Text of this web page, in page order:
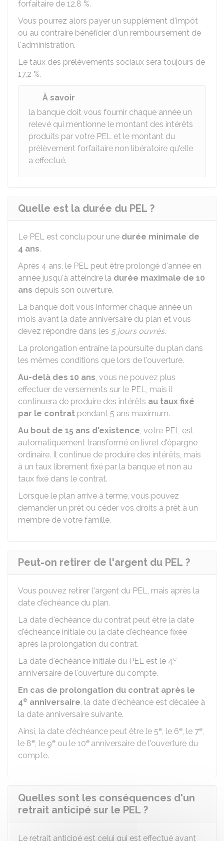
forfaitaire de 12,8 %.
Vous pourrez alors payer un supplément d'impôt
ou au contraire bénéficier d'un remboursement de
l'administration.
Le taux des prélèvements sociaux sera toujours de
17,2 %.
À savoir
la banque doit vous fournir chaque année un
relevé qui mentionne le montant des intérêts
produits par votre PEL et le montant du
prélèvement forfaitaire non libératoire qu'elle
a effectué.
Quelle est la durée du PEL ?
Le PEL est conclu pour une durée minimale de
4 ans.
Après 4 ans, le PEL peut être prolongé d'année en
année jusqu'à atteindre la durée maximale de 10
ans depuis son ouverture.
La banque doit vous informer chaque année un
mois avant la date anniversaire du plan et vous
devez répondre dans les 5 jours ouvrés.
La prolongation entraîne la poursuite du plan dans
les mêmes conditions que lors de l'ouverture.
Au-delà des 10 ans, vous ne pouvez plus
effectuer de versements sur le PEL, mais il
continuera de produire des intérêts au taux fixé
par le contrat pendant 5 ans maximum.
Au bout de 15 ans d'existence, votre PEL est
automatiquement transformé en livret d'épargne
ordinaire. Il continue de produire des intérêts, mais
à un taux librement fixé par la banque et non au
taux fixé dans le contrat.
Lorsque le plan arrive à terme, vous pouvez
demander un prêt ou céder vos droits à prêt à un
membre de votre famille.
Peut-on retirer de l'argent du PEL ?
Vous pouvez retirer l'argent du PEL, mais après la
date d'échéance du plan.
La date d'échéance du contrat peut être la date
d'échéance initiale ou la date d'échéance fixée
après la prolongation du contrat.
La date d'échéance initiale du PEL est le 4e
anniversaire de l'ouverture du compte.
En cas de prolongation du contrat après le
4e anniversaire, la date d'échéance est décalée à
la date anniversaire suivante.
Ainsi, la date d'échéance peut être le 5e, le 6e, le 7e,
le 8e, le 9e ou le 10e anniversaire de l'ouverture du
compte.
Quelles sont les conséquences d'un
retrait anticipé sur le PEL ?
Le retrait anticipé est celui qui est effectué avant